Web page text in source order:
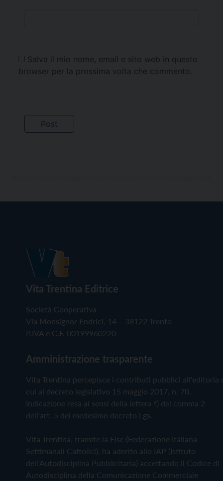
Salva il mio nome, email e sito web in questo
browser per la prossima volta che commento.
Vita Trentina Editrice
Società Cooperativa
Via Monsignor Endrici, 14 – 38122 Trento
P.IVA e C.F. 00199960220
Amministrazione trasparente
Vita Trentina percepisce i contributi pubblici all'editoria
cui al decreto legislativo 15 maggio 2017, n. 70.
Indicazione resa ai sensi della lettera f) del comma 2
dell'art. 5 del medesimo decreto Lgs.
Vita Trentina, tramite la Fisc (Federazione Italiana
Settimanali Cattolici), ha aderito allo IAP (Istituto
dell'Autodisciplina Pubblicitaria) accettando il Codice di
Autodisciplina della Comunicazione Commerciale